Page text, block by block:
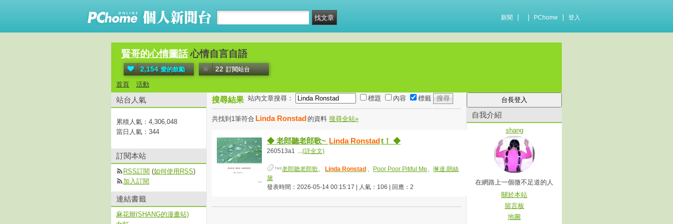
新聞 PChome 登入
賢哥的心情圖話 心情自言自語
2,154 愛的鼓勵 22 訂閱站台
首頁 活動
搜尋結果 站內文章搜尋： 標題 內容 標籤
共找到1筆符合 Linda Ronstad 的資料 搜尋全站»
◆ 老郎聽老郎歌~ Linda Ronstadt！ ◆
260513a1 ...(詳全文)
老郎聽老郎歌、 Linda Ronstad 、 Poor Poor Pitiful Me、 琳達.朗絲
黛
發表時間：2026-05-14 00:15:17 | 人氣：106 | 回應：2
自我介紹
shang
在網路上一個微不足道的人
關於本站
留言板
地圖
站台人氣
累積人氣： 4,306,048
當日人氣： 344
訂閱本站
RSS訂閱 (如何使用RSS)
加入訂閱
連結書籤
麻花辮(SHANG的漫畫站)